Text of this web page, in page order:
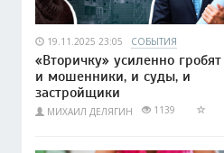
19.11.2025 23:05 СОБЫТИЯ
«Вторичку» усиленно гробят
и мошенники, и суды, и
застройщики
МИХАИЛ ДЕЛЯГИН 1139